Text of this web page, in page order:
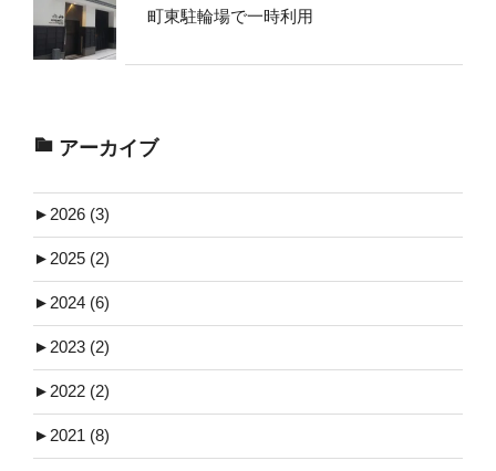
町東駐輪場で一時利用
アーカイブ
► 2026 (3)
► 2025 (2)
► 2024 (6)
► 2023 (2)
► 2022 (2)
► 2021 (8)